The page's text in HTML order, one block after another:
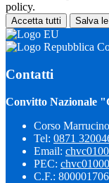
policy.
Accetta tutti Salva
Contatti
Convitto Nazionale
Corso
Tel: 0871
Email:
PEC:
C.F.: